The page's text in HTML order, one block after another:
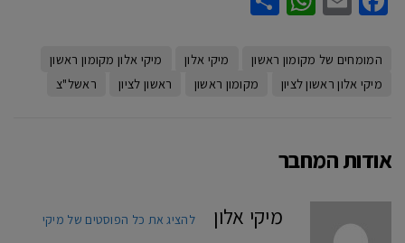
המומחים של מקומון ראשון מיקי אלון
מיקי אלון מקומון ראשון
מיקי אלון ראשון לציון
מקומון ראשון ראשון לציון ראשל"צ
אודות המחבר
מיקי אלון
להציג את כל הפוסטים של מיקי